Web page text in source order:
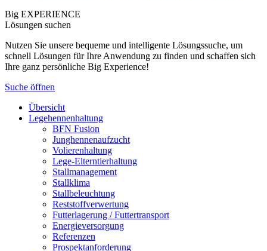
Big EXPERIENCE
Lösungen suchen
Nutzen Sie unsere bequeme und intelligente Lösungssuche, um
schnell Lösungen für Ihre Anwendung zu finden und schaffen sich
Ihre ganz persönliche Big Experience!
Suche öffnen
Übersicht
Legehennenhaltung
BFN Fusion
Junghennenaufzucht
Volierenhaltung
Lege-Elterntierhaltung
Stallmanagement
Stallklima
Stallbeleuchtung
Reststoffverwertung
Futterlagerung / Futtertransport
Energieversorgung
Referenzen
Prospektanforderung